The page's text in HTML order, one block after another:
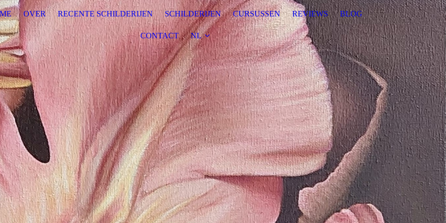
OVER RECENTE SCHILDERIJEN SCHILDERIJEN CURSUSSEN REVIEWS BLOG
CONTACT NL